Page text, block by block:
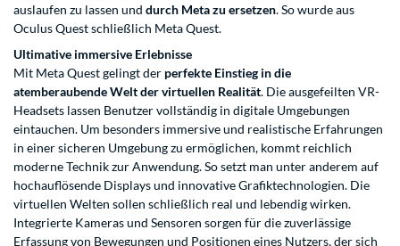
auslaufen zu lassen und durch Meta zu ersetzen. So wurde aus
Oculus Quest schließlich Meta Quest.
Ultimative immersive Erlebnisse
Mit Meta Quest gelingt der perfekte Einstieg in die
atemberaubende Welt der virtuellen Realität. Die ausgefeilten VR-
Headsets lassen Benutzer vollständig in digitale Umgebungen
eintauchen. Um besonders immersive und realistische Erfahrungen
in einer sicheren Umgebung zu ermöglichen, kommt reichlich
moderne Technik zur Anwendung. So setzt man unter anderem auf
hochauflösende Displays und innovative Grafiktechnologien. Die
virtuellen Welten sollen schließlich real und lebendig wirken.
Integrierte Kameras und Sensoren sorgen für die zuverlässige
Erfassung von Bewegungen und Positionen eines Nutzers, der sich